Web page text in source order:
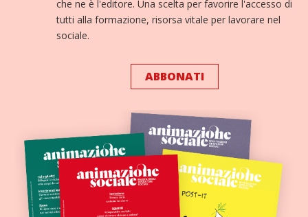
che ne è l'editore. Una scelta per favorire l'accesso di
tutti alla formazione, risorsa vitale per lavorare nel
sociale.
ABBONATI